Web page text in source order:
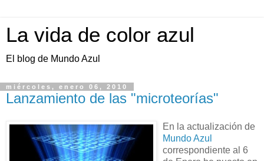
La vida de color azul
El blog de Mundo Azul
miércoles, enero 06, 2010
Lanzamiento de las "microteorías"
En la actualización de
Mundo Azul
correspondiente al 6